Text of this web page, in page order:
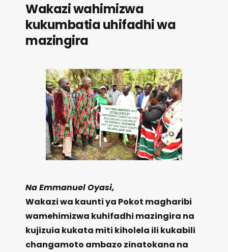
Wakazi wahimizwa
kukumbatia uhifadhi wa
mazingira
Na Emmanuel Oyasi,
Wakazi wa kaunti ya Pokot magharibi
wamehimizwa kuhifadhi mazingira na
kujizuia kukata miti kiholela ili kukabili
changamoto ambazo zinatokana na